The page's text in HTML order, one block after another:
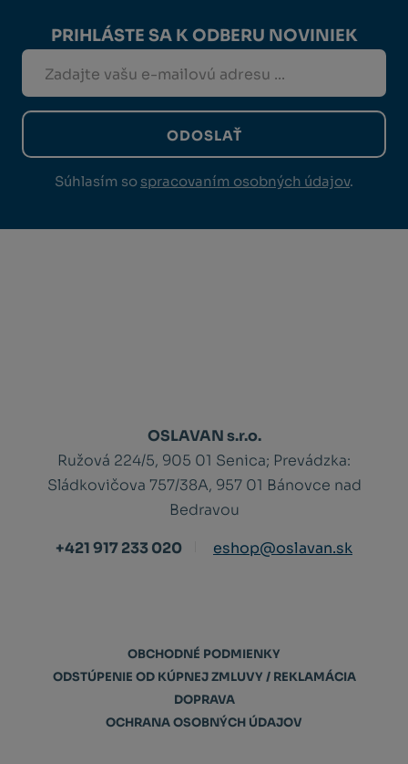
PRIHLÁSTE SA K ODBERU NOVINIEK
ODOSLAŤ
Súhlasím so spracovaním osobných údajov.
OSLAVAN s.r.o.
Ružová 224/5, 905 01 Senica; Prevádzka:
Sládkovičova 757/38A, 957 01 Bánovce nad
Bedravou
+421 917 233 020
eshop@oslavan.sk
OBCHODNÉ PODMIENKY
ODSTÚPENIE OD KÚPNEJ ZMLUVY / REKLAMÁCIA
DOPRAVA
OCHRANA OSOBNÝCH ÚDAJOV